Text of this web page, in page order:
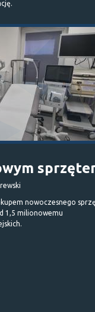
nowoczesnego
1,5 milionowemu